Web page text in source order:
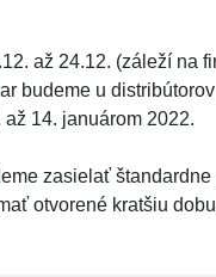
až 24.12. (záleží na
budeme u
14. januárom 2022.
zasielať
otvorené kratšiu